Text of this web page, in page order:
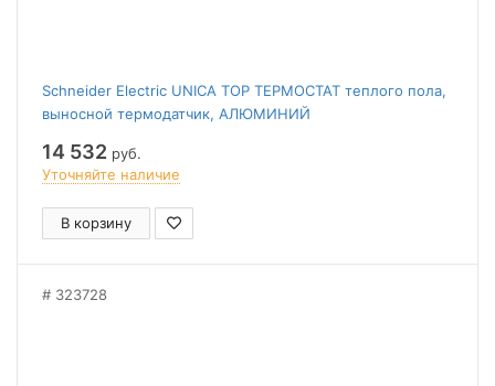
Schneider Electric UNICA TOP ТЕРМОСТАТ теплого пола,
выносной термодатчик, АЛЮМИНИЙ
14 532 руб.
Уточняйте наличие
В корзину
323728